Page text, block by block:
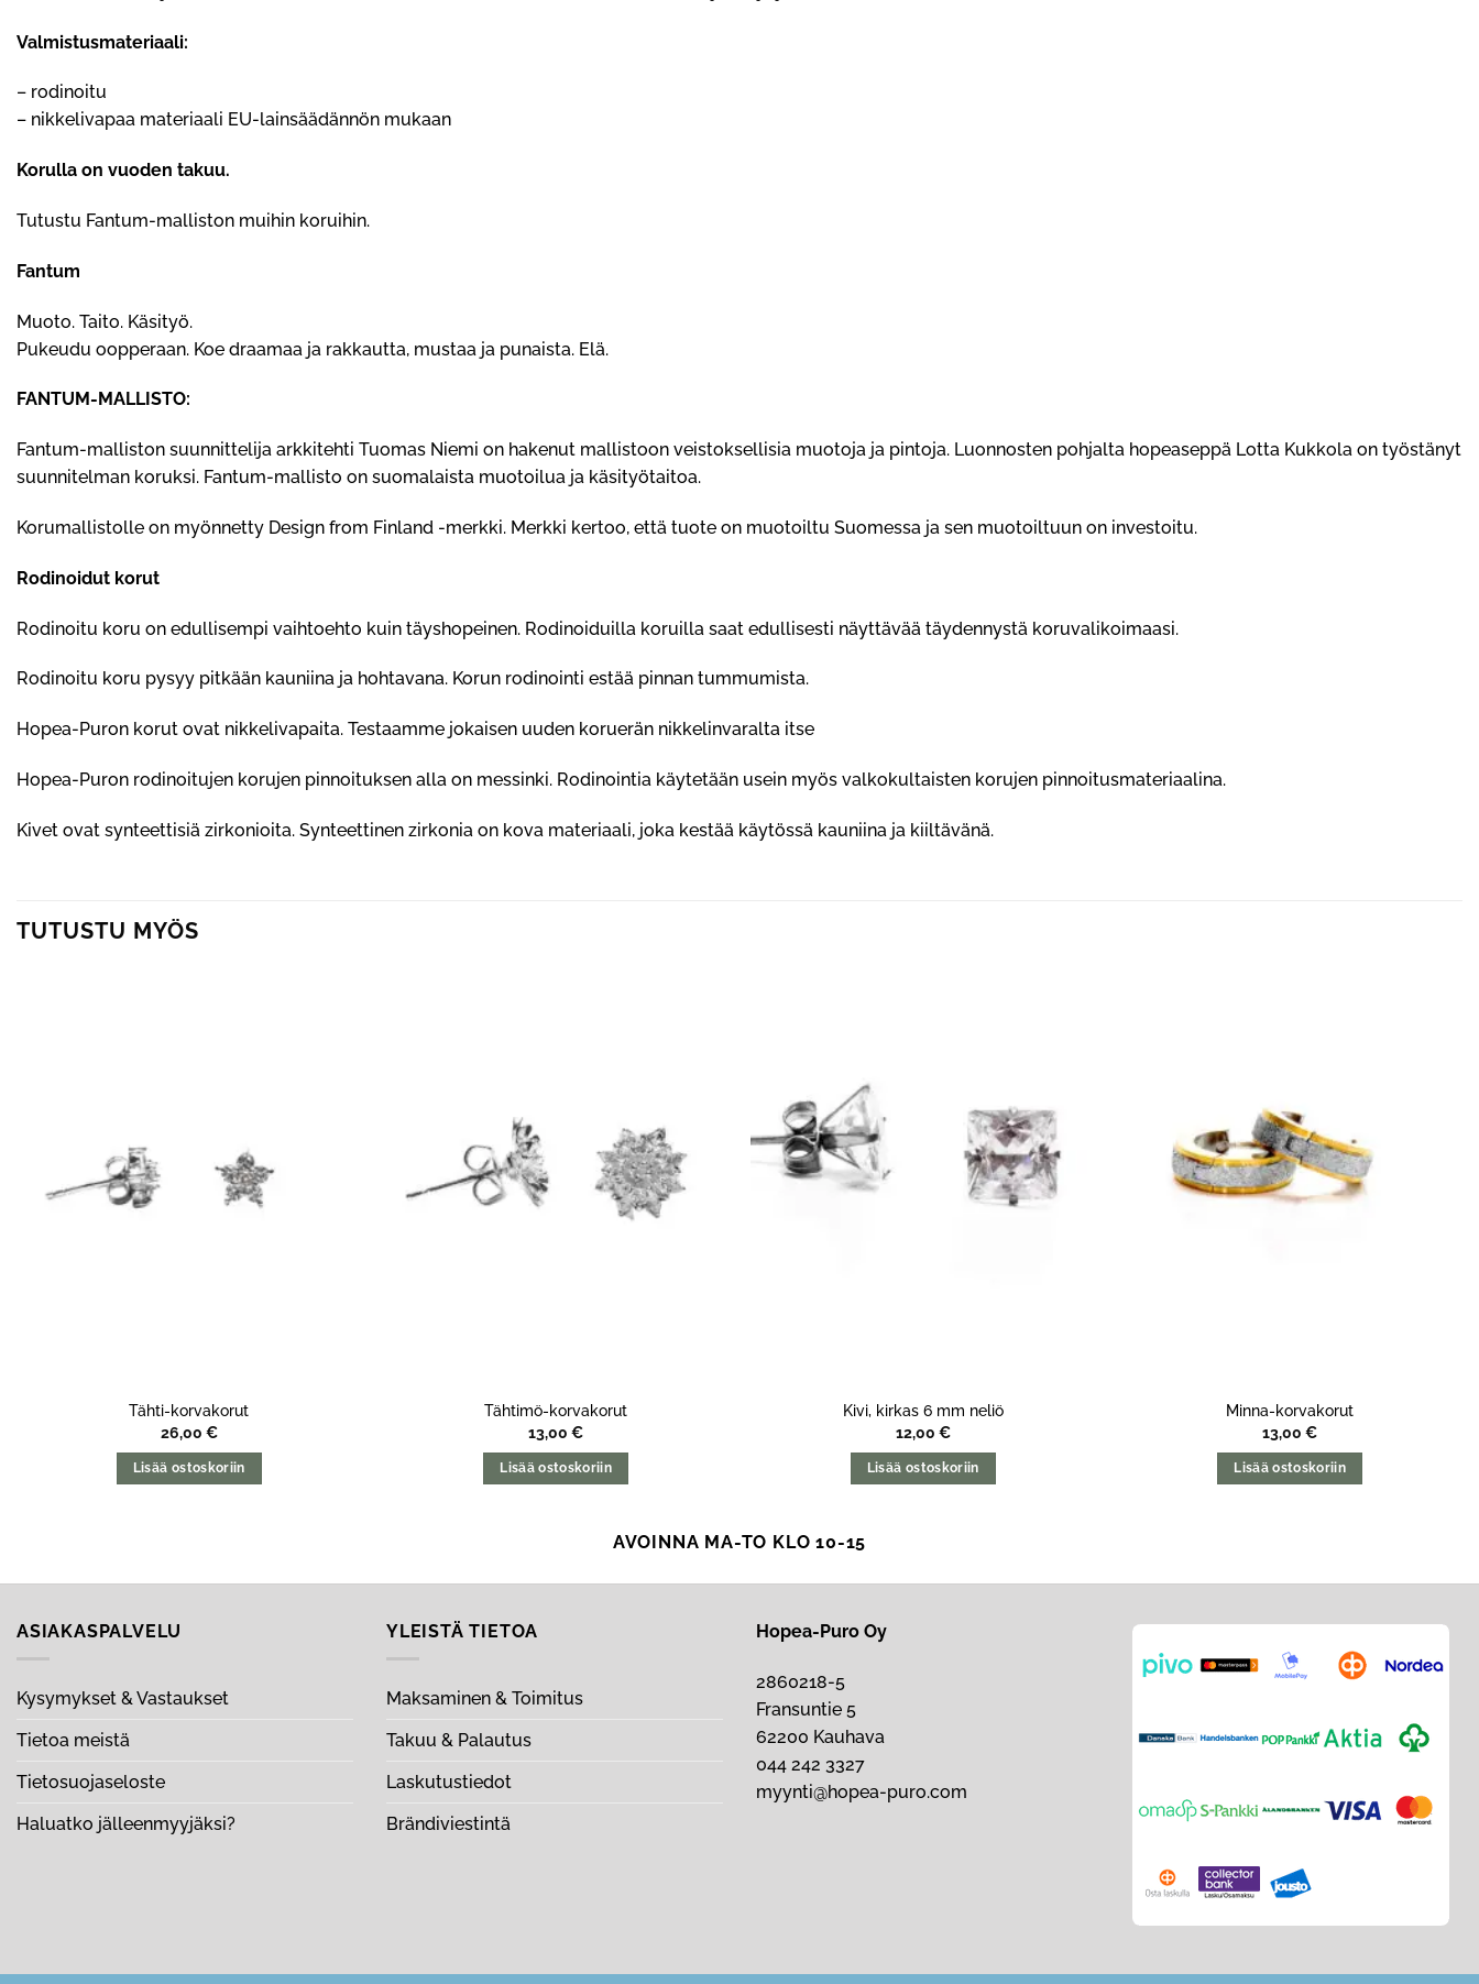
Valmistusmateriaali:
– rodinoitu
– nikkelivapaa materiaali EU-lainsäädännön mukaan
Korulla on vuoden takuu.
Tutustu Fantum-malliston muihin koruihin.
Fantum
Muoto. Taito. Käsityö.
Pukeudu oopperaan. Koe draamaa ja rakkautta, mustaa ja punaista. Elä.
FANTUM-MALLISTO:
Fantum-malliston suunnittelija arkkitehti Tuomas Niemi on hakenut mallistoon veistoksellisia muotoja ja pintoja. Luonnosten pohjalta hopeaseppä Lotta Kukkola on työstänyt
suunnitelman koruksi. Fantum-mallisto on suomalaista muotoilua ja käsityötaitoa.
Korumallistolle on myönnetty Design from Finland -merkki. Merkki kertoo, että tuote on muotoiltu Suomessa ja sen muotoiltuun on investoitu.
Rodinoidut korut
Rodinoitu koru on edullisempi vaihtoehto kuin täyshopeinen. Rodinoiduilla koruilla saat edullisesti näyttävää täydennystä koruvalikoimaasi.
Rodinoitu koru pysyy pitkään kauniina ja hohtavana. Korun rodinointi estää pinnan tummumista.
Hopea-Puron korut ovat nikkelivapaita. Testaamme jokaisen uuden koruerän nikkelinvaralta itse
Hopea-Puron rodinoitujen korujen pinnoituksen alla on messinki. Rodinointia käytetään usein myös valkokultaisten korujen pinnoitusmateriaalina.
Kivet ovat synteettisiä zirkonioita. Synteettinen zirkonia on kova materiaali, joka kestää käytössä kauniina ja kiiltävänä.
TUTUSTU MYÖS
Tähti-korvakorut
26,00 €
Lisää ostoskoriin
Tähtimö-korvakorut
13,00€
Lisää ostoskoriin
Kivi, kirkas 6 mm neliö
12,00 €
Lisää ostoskoriin
Minna-korvakorut
13,00€
Lisää ostoskoriin
AVOINNA MA-TO KLO 10-15
ASIAKASPALVELU
Kysymykset & Vastaukset
Tietoa meistä
Tietosuojaseloste
Haluatko jälleenmyyjäksi?
YLEISTÄ TIETOA
Maksaminen & Toimitus
Takuu & Palautus
Laskutustiedot
Brändiviestintä
Hopea-Puro Oy
2860218-5
Fransuntie 5
62200 Kauhava
044 242 3327
myynti@hopea-puro.com